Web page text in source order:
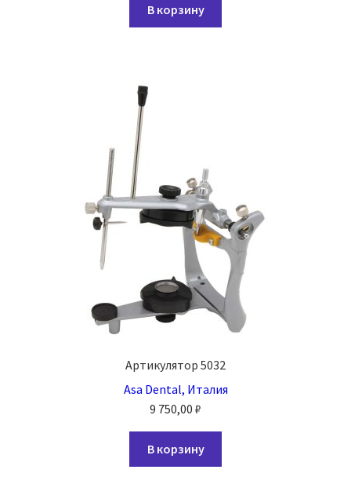
В корзину
Артикулятор 5032
Asa Dental, Италия
9 750,00 ₽
В корзину